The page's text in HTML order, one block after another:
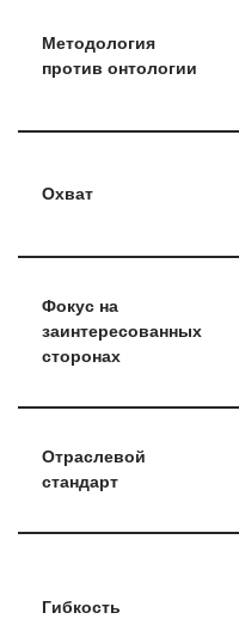
Методология
против онтологии
Охват
Фокус на
заинтересованных
сторонах
Отраслевой
стандарт
Гибкость